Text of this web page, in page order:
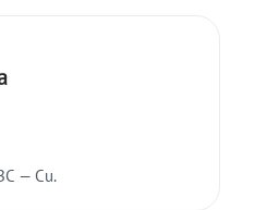
— Cu.